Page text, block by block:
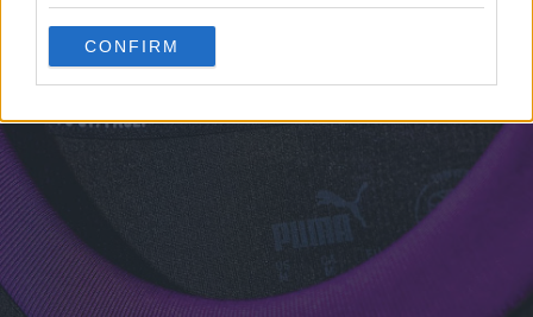
CONFIRM